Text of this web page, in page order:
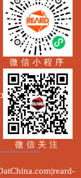
微信小程序
微信关注